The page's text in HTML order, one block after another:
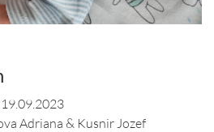
19.09.2023
Adriana & Kusnir Jozef